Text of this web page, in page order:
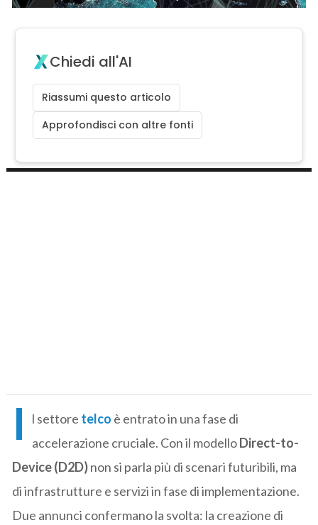
Chiedi all'AI
Riassumi questo articolo
Approfondisci con altre fonti
I l settore telco è entrato in una fase di
accelerazione cruciale. Con il modelloDirect-to-
Device (D2D)non si parla più di scenari futuribili, ma
di infrastrutture e servizi in fase di implementazione.
Due annunci confermano la svolta: la creazione di